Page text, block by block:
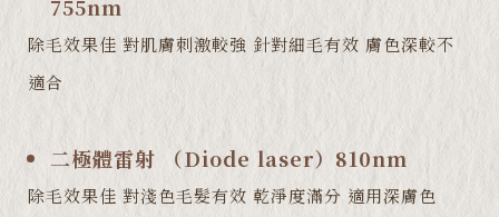
755nm
除毛效果佳 對肌膚刺激較強 針對細毛有效 膚色深較不
適合
二極體雷射 （Diode laser）810nm
除毛效果佳 對淺色毛髮有效 乾淨度滿分 適用深膚色